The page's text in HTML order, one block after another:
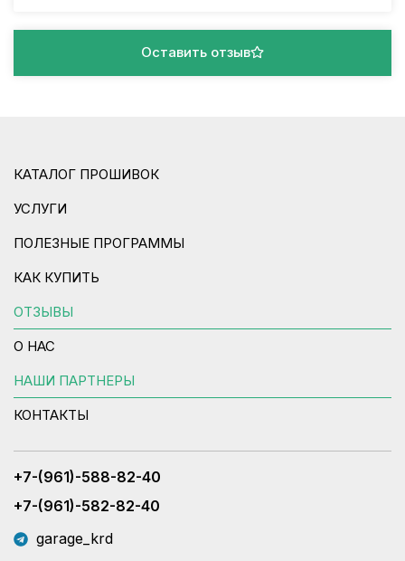
Оставить отзыв
КАТАЛОГ ПРОШИВОК
УСЛУГИ
ПОЛЕЗНЫЕ ПРОГРАММЫ
КАК КУПИТЬ
ОТЗЫВЫ
О НАС
НАШИ ПАРТНЕРЫ
КОНТАКТЫ
+7-(961)-588-82-40
+7-(961)-582-82-40
garage_krd